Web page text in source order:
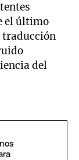
el último
traducción
del